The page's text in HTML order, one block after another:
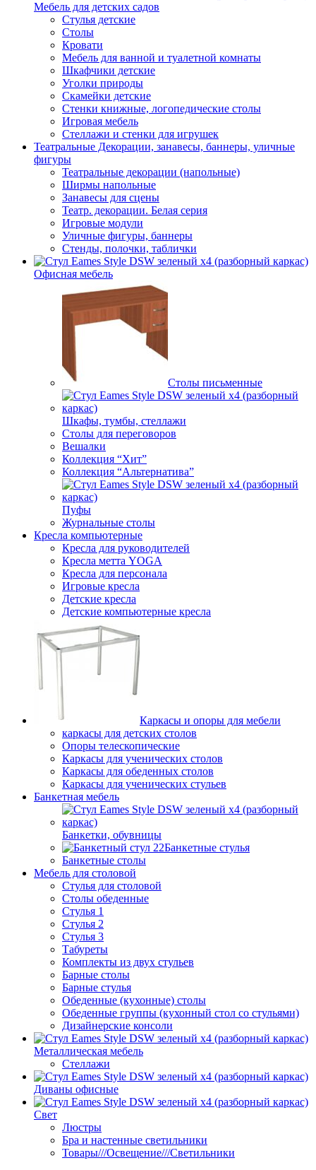
Мебель для детских садов
Стулья детские
Столы
Кровати
Мебель для ванной и туалетной комнаты
Шкафчики детские
Уголки природы
Скамейки детские
Стенки книжные, логопедические столы
Игровая мебель
Стеллажи и стенки для игрушек
Театральные Декорации, занавесы, баннеры, уличные
фигуры
Театральные декорации (напольные)
Ширмы напольные
Занавесы для сцены
Театр. декорации. Белая серия
Игровые модули
Уличные фигуры, баннеры
Стенды, полочки, таблички
Офисная мебель
Столы письменные
Шкафы, тумбы, стеллажи
Столы для переговоров
Вешалки
Коллекция “Хит”
Коллекция “Альтернатива”
Пуфы
Журнальные столы
Кресла компьютерные
Кресла для руководителей
Кресла метта YOGA
Кресла для персонала
Игровые кресла
Детские кресла
Детские компьютерные кресла
Каркасы и опоры для мебели
каркасы для детских столов
Опоры телескопические
Каркасы для ученических столов
Каркасы для обеденных столов
Каркасы для ученических стульев
Банкетная мебель
Банкетки, обувницы
Банкетные стулья
Банкетные столы
Мебель для столовой
Стулья для столовой
Столы обеденные
Стулья 1
Стулья 2
Стулья 3
Табуреты
Комплекты из двух стульев
Барные столы
Барные стулья
Обеденные (кухонные) столы
Обеденные группы (кухонный стол со стульями)
Дизайнерские консоли
Металлическая мебель
Стеллажи
Диваны офисные
Свет
Люстры
Бра и настенные светильники
Товары///Освещение///Светильники